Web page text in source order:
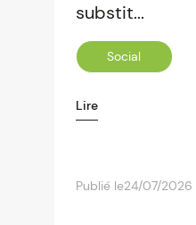
substit...
Social
Lire
Publié le24/07/2026